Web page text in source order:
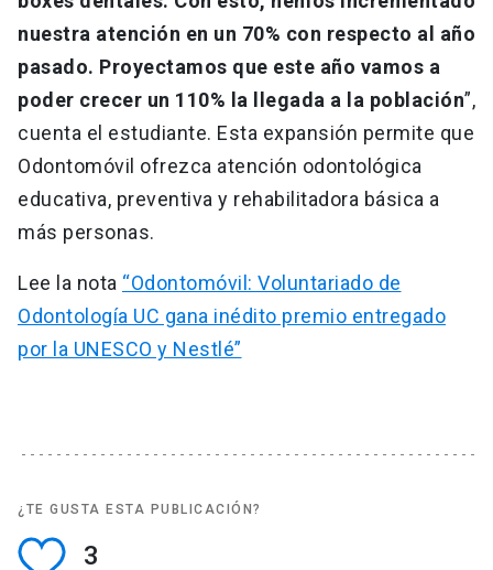
nuestra atención en un 70% con respecto al año
pasado. Proyectamos que este año vamos a
poder crecer un 110% la llegada a la población”,
cuenta el estudiante. Esta expansión permite que
Odontomóvil ofrezca atención odontológica
educativa, preventiva y rehabilitadora básica a
más personas.
Lee la nota “Odontomóvil: Voluntariado de
Odontología UC gana inédito premio entregado
por la UNESCO y Nestlé”
¿TE GUSTA ESTA PUBLICACIÓN?
3